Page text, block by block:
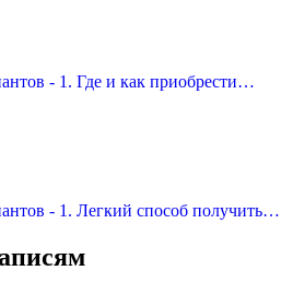
- 1. Где и как приобрести…
- 1. Легкий способ получить…